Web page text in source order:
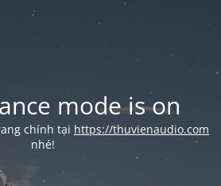
mode is on
chính tại https://thuvienaudio.com
nhé!